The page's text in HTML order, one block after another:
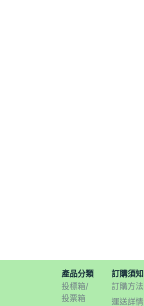
產品分類
投標箱/
投票箱
訂購須知
訂購方法
運送詳情